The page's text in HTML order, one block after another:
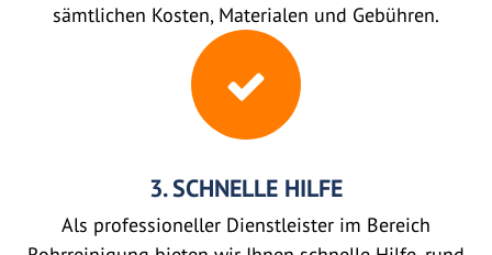
sämtlichen Kosten, Materialen und Gebühren.
3. SCHNELLE HILFE
Als professioneller Dienstleister im Bereich